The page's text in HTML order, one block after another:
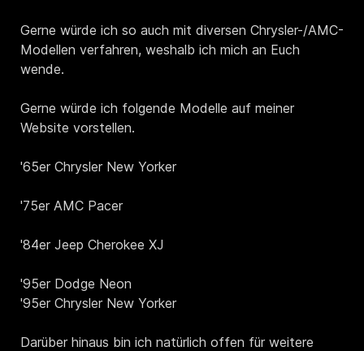
Gerne würde ich so auch mit diversen Chrysler-/AMC-
Modellen verfahren, weshalb ich mich an Euch
wende.
Gerne würde ich folgende Modelle auf meiner
Website vorstellen.
'65er Chrysler New Yorker
'75er AMC Pacer
'84er Jeep Cherokee XJ
'95er Dodge Neon
'95er Chrysler New Yorker
Darüber hinaus bin ich natürlich offen für weitere